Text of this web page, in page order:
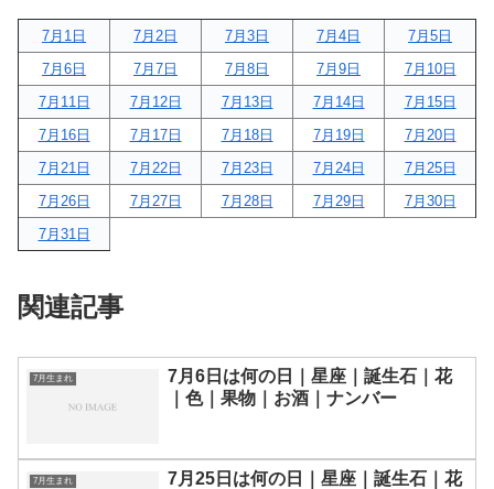
7月1日 7月2日 7月3日 7月4日
7月5日
7月6日
7月7日 7月8日 7月9日
7月10日
7月11日
7月12日 7月13日 7月14日
7月15日
7月16日
7月17日 7月18日 7月19日
7月20日
7月21日
7月22日 7月23日 7月24日
7月25日
7月26日
7月27日 7月28日 7月29日
7月30日
7月31日
関連記事
7月生まれ
7月6日は何の日｜星座｜誕生石｜花
｜色｜果物｜お酒｜ナンバー
7月生まれ
7月25日は何の日｜星座｜誕生石｜花